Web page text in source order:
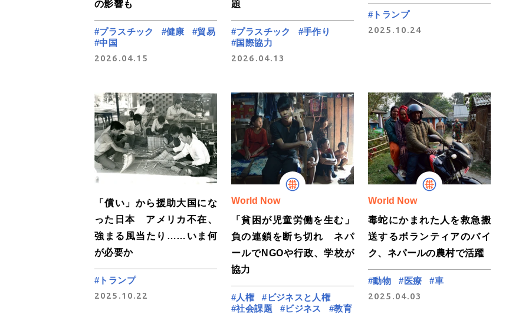
の影響も
#プラスチック #健康
#貿易
#中国
2026.04.15
題
#プラスチック
#手作り
#国際協力
2026.04.13
#トランプ
2025.10.24
「償い」から援助大国にな
った日本 アメリカ不在、
強まる風当たり……いま何
が必要か
#トランプ
2025.10.22
World Now
「貧困が児童労働を生む」
負の連鎖を断ち切れ ネパ
ールでNGOや行政、学校が
協力
#人権
#ビジネスと人権
#社会課題
#ビジネス
#教育
World Now
毒蛇にかまれた人を救急搬
送するボランティアのバイ
ク、ネパールの農村で活躍
#動物 #医療
#車
2025.04.03